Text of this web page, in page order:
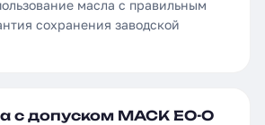
масла с правильным
сохранения заводской
с допуском MACK EO-O